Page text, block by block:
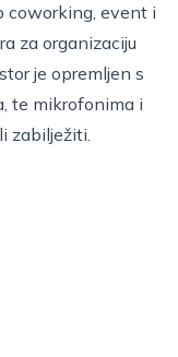
coworking, event i
za organizaciju
je opremljen s
te mikrofonima i
zabilježiti.